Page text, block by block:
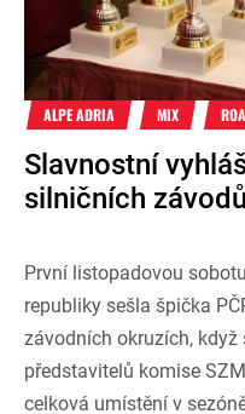
ALPE ADRIA MIX
Slavnostní
silničních
První listopadovou
republiky sešla špička
závodních okruzích,
představitelů komise
celková umístění v